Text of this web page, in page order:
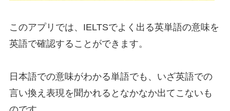
このアプリでは、IELTSでよく出る英単語の意味を
英語で確認することができます。
日本語での意味がわかる単語でも、いざ英語での
言い換え表現を聞かれるとなかなか出てこないも